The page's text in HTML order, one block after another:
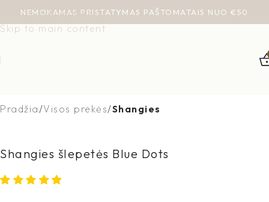
Skip to navigation
Skip to main content
NEMOKAMAS PRISTATYMAS PAŠTOMATAIS NUO €50
Pradžia Visos prekės Shangies
Shangies šlepetės Blue Dots